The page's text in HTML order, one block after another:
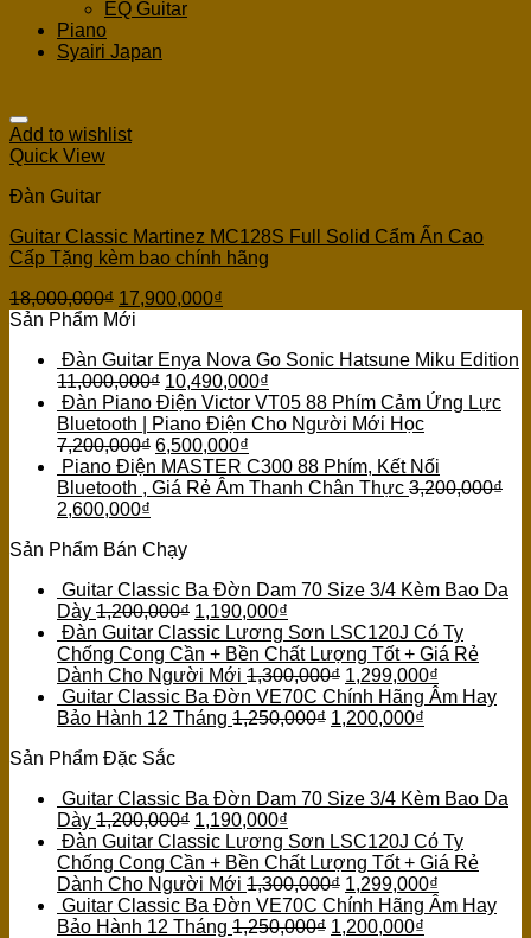
EQ Guitar
Piano
Syairi Japan
Add to wishlist
Quick View
Đàn Guitar
Guitar Classic Martinez MC128S Full Solid Cẩm Ấn Cao
Cấp Tặng kèm bao chính hãng
18,000,000₫ 17,900,000₫
Sản Phẩm Mới
Đàn Guitar Enya Nova Go Sonic Hatsune Miku Edition
11,000,000₫ 10,490,000₫
Đàn Piano Điện Victor VT05 88 Phím Cảm Ứng Lực
Bluetooth | Piano Điện Cho Người Mới Học
7,200,000₫ 6,500,000₫
Piano Điện MASTER C300 88 Phím, Kết Nối
Bluetooth , Giá Rẻ Âm Thanh Chân Thực 3,200,000₫
2,600,000₫
Sản Phẩm Bán Chạy
Guitar Classic Ba Đờn Dam 70 Size 3/4 Kèm Bao Da
Dày 1,200,000₫ 1,190,000₫
Đàn Guitar Classic Lương Sơn LSC120J Có Ty
Chống Cong Cần + Bền Chất Lượng Tốt + Giá Rẻ
Dành Cho Người Mới 1,300,000₫ 1,299,000₫
Guitar Classic Ba Đờn VE70C Chính Hãng Âm Hay
Bảo Hành 12 Tháng 1,250,000₫ 1,200,000₫
Sản Phẩm Đặc Sắc
Guitar Classic Ba Đờn Dam 70 Size 3/4 Kèm Bao Da
Dày 1,200,000₫ 1,190,000₫
Đàn Guitar Classic Lương Sơn LSC120J Có Ty
Chống Cong Cần + Bền Chất Lượng Tốt + Giá Rẻ
Dành Cho Người Mới 1,300,000₫ 1,299,000₫
Guitar Classic Ba Đờn VE70C Chính Hãng Âm Hay
Bảo Hành 12 Tháng 1,250,000₫ 1,200,000₫